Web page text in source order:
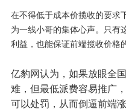
在不得低于成本价揽收的要求
为一线小哥的集体心声。只有
利益，也能保证前端揽收价格
亿豹网认为，如果放眼全
难，但最低派费容易推广
可以处罚，从而倒逼前端涨